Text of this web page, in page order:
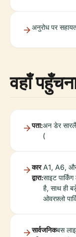
अनुरोध पर
वहाँ
पता:अन डेर
(
कार
द्वारा:
A1, A6,
साइट
है, साथ ही
ओवरफ़्लो
सार्वजनिकबस